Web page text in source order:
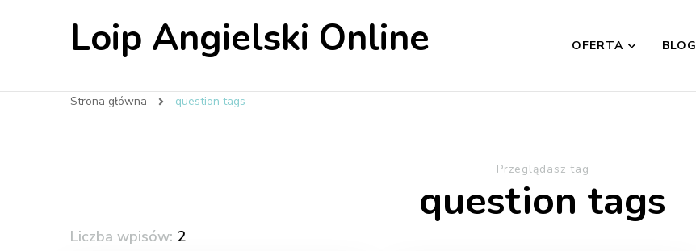
Loip Angielski Online OFERTA BLOG
Strona główna question tags
Przeglądasz tag
question tags
Liczba wpisów: 2